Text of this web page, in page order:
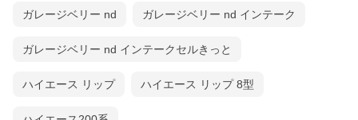
ガレージベリー nd ガレージベリー nd インテーク
ガレージベリー nd インテークセルきっと
ハイエース リップ ハイエース リップ 8型